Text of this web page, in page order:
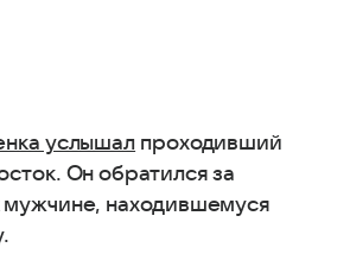
услышал проходивший
Он обратился за
находившемуся